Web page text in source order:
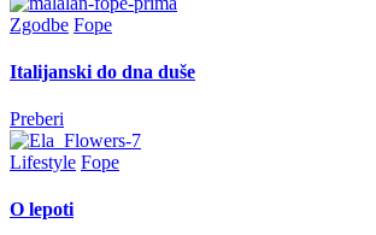
Zgodbe Fope
Italijanski do dna duše
Preberi
Lifestyle Fope
O lepoti